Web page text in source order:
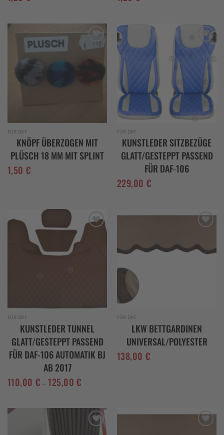
Add to
FÜR DAF
KNÖPF ÜBERZOGEN MIT
PLÜSCH 18 MM MIT SPLINT
1,50 €
Add to
wishlist
FÜR DAF
KUNSTLEDER SITZBEZÜGE
GLATT/GESTEPPT PASSEND
FÜR DAF-106
229,00 €
FÜR DAF
KUNSTLEDER TUNNEL
GLATT/GESTEPPT PASSEND
FÜR DAF-106 AUTOMATIK BJ
AB 2017
110,00 € –125,00 €
FÜR DAF
LKW BETTGARDINEN
UNIVERSAL/POLYESTER
138,00 €